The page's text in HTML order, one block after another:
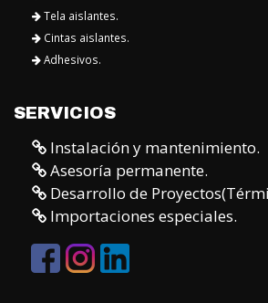
Tela aislantes.
Cintas aislantes.
Adhesivos.
SERVICIOS
Instalación y mantenimiento.
Asesoría permanente.
Desarrollo de
Importaciones especiales.